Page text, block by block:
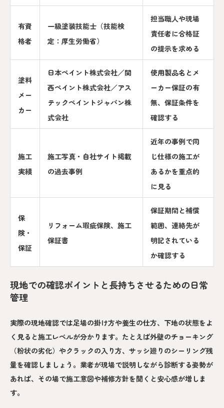
有資
格者
一級塗装技能士（技能検
定：厚生労働省）
担当職人や現場
責任者に合格証
の提示を求める
塗料
メー
カー
日本ペイント株式会社／関
西ペイント株式会社／アス
テックペイントジャパン株
式会社
使用製品名とメ
ーカー保証の有
無、保証条件を
確認する
施工
実績
施工写真・自社サイト掲載
の過去事例
近年の事例で同
じ仕様の施工が
あるかを重点的
に見る
保
険・
保証
リフォーム瑕疵保険、施工
保証書
保証期間と補償
範囲、連絡先が
明記されている
か確認する
現地での確認ポイントと長持ちさせるための日常
管理
実際の現地確認では足場の掛け方や養生の仕方、下地の状態をよ
く見ると施工レベルが分かります。たとえば外壁のチョーキング
（粉状の劣化）やクラックの入り方、サッシ廻りのシーリング残
量を確認しましょう。業者が現場で説明しながら診断する姿勢が
あれば、その場で施工意図や補修方針を聞くと安心感が増しま
す。